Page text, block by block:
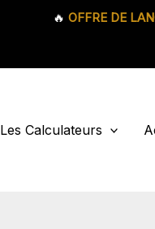
Les Calculateurs
🔥 OFFRE DE